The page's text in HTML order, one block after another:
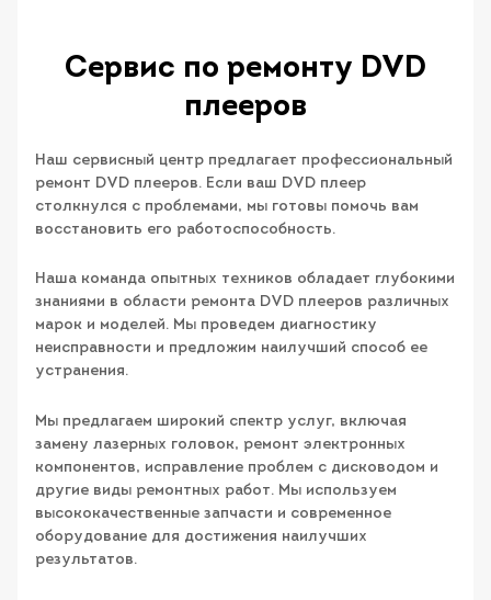
Сервис по ремонту DVD
плееров
Наш сервисный центр предлагает профессиональный
ремонт DVD плееров. Если ваш DVD плеер
столкнулся с проблемами, мы готовы помочь вам
восстановить его работоспособность.
Наша команда опытных техников обладает глубокими
знаниями в области ремонта DVD плееров различных
марок и моделей. Мы проведем диагностику
неисправности и предложим наилучший способ ее
устранения.
Мы предлагаем широкий спектр услуг, включая
замену лазерных головок, ремонт электронных
компонентов, исправление проблем с дисководом и
другие виды ремонтных работ. Мы используем
высококачественные запчасти и современное
оборудование для достижения наилучших
результатов.